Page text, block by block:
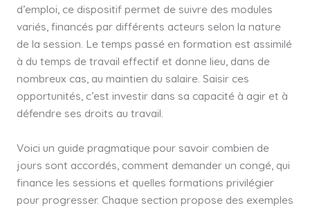
d’emploi, ce dispositif permet de suivre des modules
variés, financés par différents acteurs selon la nature
de la session. Le temps passé en formation est assimilé
à du temps de travail effectif et donne lieu, dans de
nombreux cas, au maintien du salaire. Saisir ces
opportunités, c’est investir dans sa capacité à agir et à
défendre ses droits au travail.
Voici un guide pragmatique pour savoir combien de
jours sont accordés, comment demander un congé, qui
finance les sessions et quelles formations privilégier
pour progresser. Chaque section propose des exemples